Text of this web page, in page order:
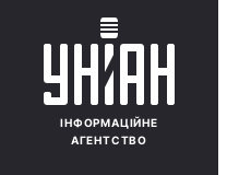
ІНФОРМАЦІЙНЕ
АГЕНТСТВО